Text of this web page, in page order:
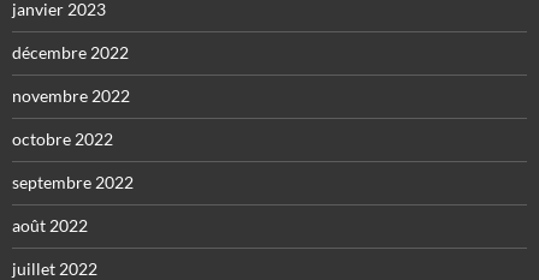
janvier 2023
décembre 2022
novembre 2022
octobre 2022
septembre 2022
août 2022
juillet 2022